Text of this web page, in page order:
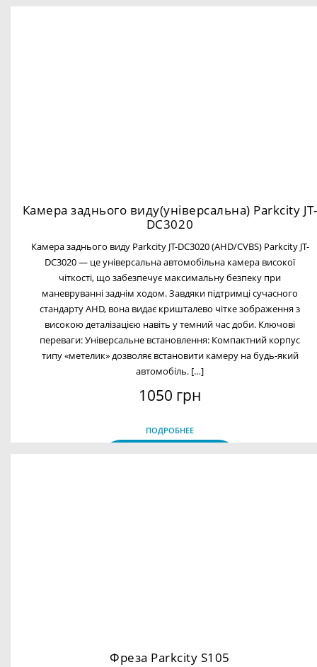
Камера заднього виду(універсальна) Parkcity JT-
DC3020
Камера заднього виду Parkcity JT-DC3020 (AHD/CVBS) Parkcity JT-
DC3020 — це універсальна автомобільна камера високої
чіткості, що забезпечує максимальну безпеку при
маневруванні заднім ходом. Завдяки підтримці сучасного
стандарту AHD, вона видає кришталево чітке зображення з
високою деталізацією навіть у темний час доби. Ключові
переваги: Універсальне встановлення: Компактний корпус
типу «метелик» дозволяє встановити камеру на будь-який
автомобіль. […]
1050 грн
ПОДРОБНЕЕ
Фреза Parkcity S105